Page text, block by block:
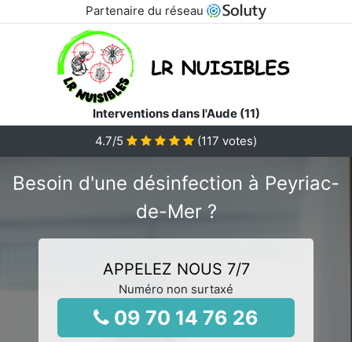
Partenaire du réseau
Interventions dans l'Aude (11)
4.7/5 (117 votes)
Besoin d'une désinfection à Peyriac-
de-Mer ?
APPELEZ NOUS 7/7
Numéro non surtaxé
09 70 14 76 26